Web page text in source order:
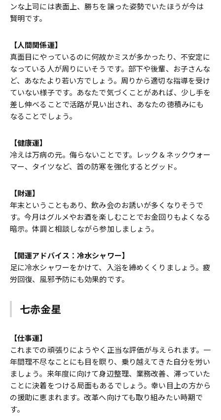
ンな上司には表面上、勝ちを譲った姿勢でいたほうが今は
賢明です。
【人間関係運】
真面目にやっているのに何故かミスが多かったり、不安定に
なっている人が周りにいそうです。部下や後輩、お子さんな
ど、あなたより若い方でしょう。周りから適切な指導を受け
ていない様子です。あなたで気づくことがあれば、少し手を
差し伸べることで活路が見い出され、あなたの徳積みにも
なることでしょう。
【健康運】
冷えは万病の元。侮らないことです。レック＆ネックウォー
マー、タイツなど、首の防寒を強化するとグッド。
【財運】
年末ということもあり、飲み会のお誘いが多くなりそうで
す。今月はグルメやお酒を楽しむことでお金回りもよくなる
暗示。体調と相談しながら参加しましょう。
【開運アドバイス：冷水シャワー】
足に冷水シャワーをかけて、入浴を締めくくりましょう。疲
労回復、風邪予防にも効果的です。
七赤金星
【仕事運】
これまでの頑張りにようやく正当な評価が与えられます。一
年間理不尽なことにも目を瞑り、乗り越えてきた自分を労い
ましょう。来年度に向けて身辺整理、業務改善、滞っていた
ことに決着をつける局面もあるでしょう。幸い目上の方から
の援助に恵まれます。改革へ向けても取り組みたい時期で
す。